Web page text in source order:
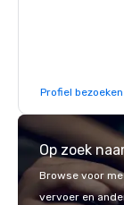
Profiel bezoeken
Op zoek
Browse voor
vervoer en